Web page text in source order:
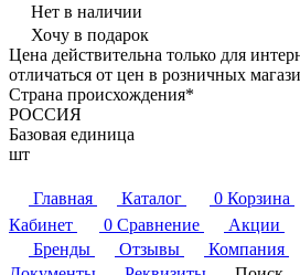
Нет в наличии
Хочу в подарок
Цена действительна только для
отличаться от цен в розничных
Страна происхождения*
РОССИЯ
Базовая единица
шт
Главная Каталог 0 Корзина
Кабинет
0 Сравнение Акции
Бренды
Отзывы Компания